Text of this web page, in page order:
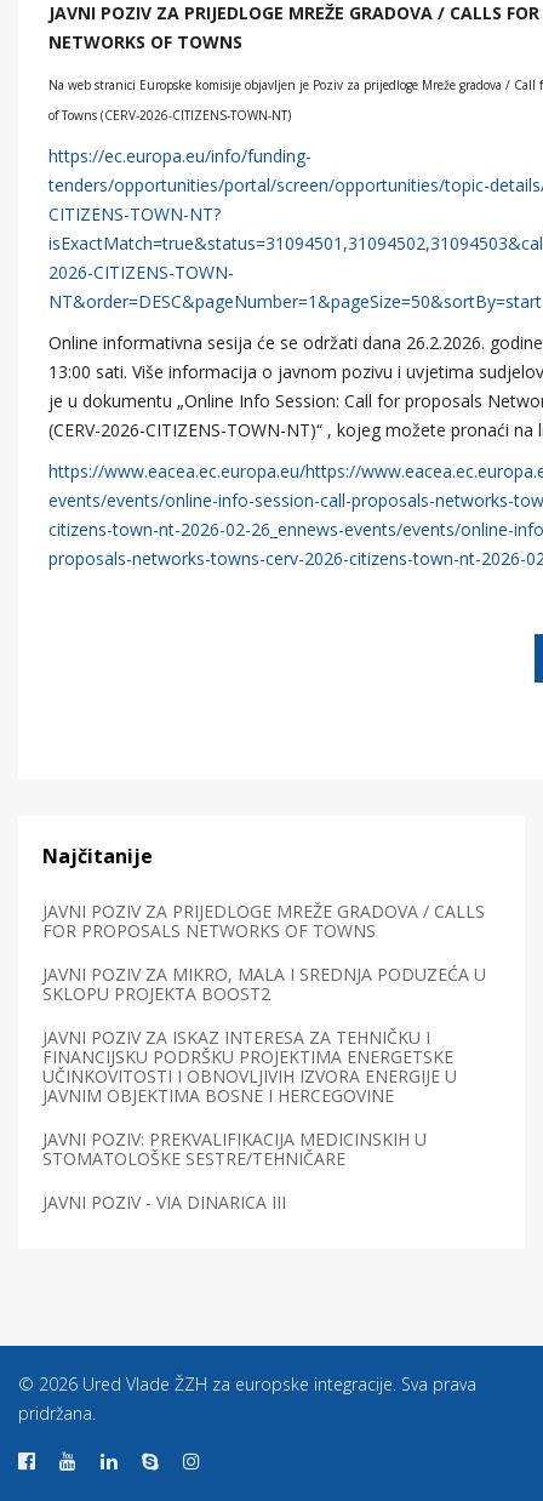
JAVNI POZIV ZA PRIJEDLOGE MREŽE GRADOVA / CALLS
NETWORKS OF TOWNS
Na web stranici Europske komisije objavljen je Poziv za prijedloge Mreže gradova / Call
of Towns (CERV-2026-CITIZENS-TOWN-NT)
https://ec.europa.eu/info/funding-
tenders/opportunities/portal/screen/opportunities/topic-
CITIZENS-TOWN-NT?
2026-CITIZENS-TOWN-
Online informativna sesija će se održati dana 26.2.2026.
13:00 sati. Više informacija o javnom pozivu i uvjetima
je u dokumentu „Online Info Session: Call for proposals
(CERV-2026-CITIZENS-TOWN-NT)“ , kojeg možete pronaći
https://www.eacea.ec.europa.eu/https://
events/events/online-info-session-call-proposals-networks-
citizens-town-nt-2026-02-26_ennews-events/events/online-
proposals-networks-towns-cerv-2026-citizens-town-nt-2026-
Najčitanije
JAVNI POZIV ZA PRIJEDLOGE MREŽE GRADOVA / CALLS
FOR PROPOSALS NETWORKS OF TOWNS
JAVNI POZIV ZA MIKRO, MALA I SREDNJA PODUZEĆA U
SKLOPU PROJEKTA BOOST2
JAVNI POZIV ZA ISKAZ INTERESA ZA TEHNIČKU I
FINANCIJSKU PODRŠKU PROJEKTIMA ENERGETSKE
UČINKOVITOSTI I OBNOVLJIVIH IZVORA ENERGIJE U
JAVNIM OBJEKTIMA BOSNE I HERCEGOVINE
JAVNI POZIV: PREKVALIFIKACIJA MEDICINSKIH U
STOMATOLOŠKE SESTRE/TEHNIČARE
JAVNI POZIV - VIA DINARICA III
© 2026 Ured Vlade ŽZH za europske integracije. Sva prava
pridržana.